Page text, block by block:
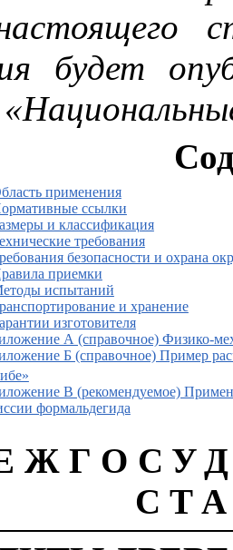
будет
применения
ссылки
и классификация
требования
безопасности и охрана
приемки
испытаний
и хранение
изготовителя
А (справочное) Физико-
Б (справочное) Пример
В (рекомендуемое)
формальдегида